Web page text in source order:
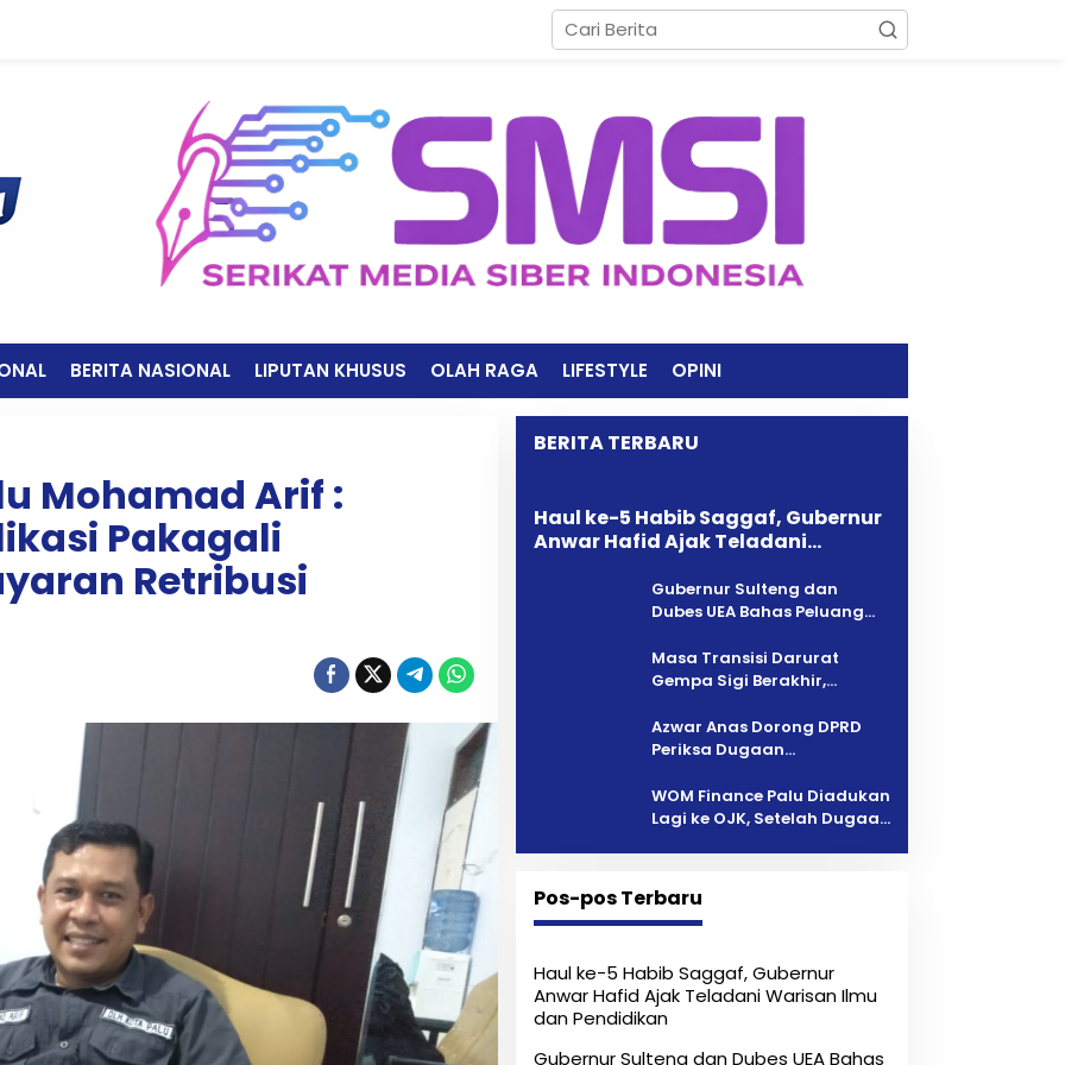
BERITA NASIONAL LIPUTAN KHUSUS OLAH RAGA LIFESTYLE OPINI
Mohamad Arif :
Pakagali
Retribusi
BERITA TERBARU
Haul ke-5 Habib Saggaf, Gubernur
Anwar Hafid Ajak Teladani
Gubernur Sulteng dan
Dubes UEA Bahas Peluang
Prioritas
Masa Transisi Darurat
Gempa Sigi Berakhir,
Percepatan Pemulihan
Azwar Anas Dorong DPRD
Periksa Dugaan
Wilayah Tambang PT CPM
‎WOM Finance Palu Diadukan
Lagi ke OJK, Setelah Dugaan
Pos-pos Terbaru
Haul ke-5 Habib Saggaf, Gubernur
Anwar Hafid Ajak Teladani Warisan Ilmu
dan Pendidikan
Gubernur Sulteng dan Dubes UEA Bahas